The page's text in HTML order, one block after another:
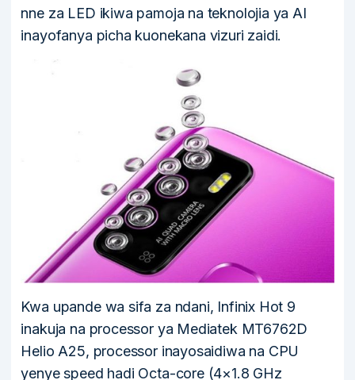
nne za LED ikiwa pamoja na teknolojia ya AI
inayofanya picha kuonekana vizuri zaidi.
Kwa upande wa sifa za ndani, Infinix Hot 9
inakuja na processor ya Mediatek MT6762D
Helio A25, processor inayosaidiwa na CPU
yenye speed hadi Octa-core (4×1.8 GHz